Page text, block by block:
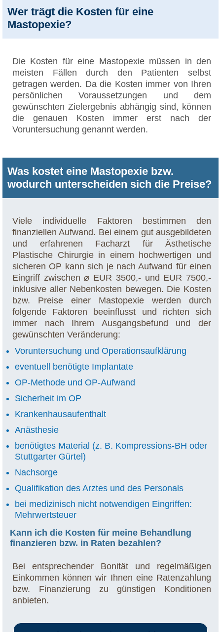
Wer trägt die Kosten für eine
Mastopexie?
Die Kosten für eine Mastopexie müssen in den
meisten Fällen durch den Patienten selbst
getragen werden. Da die Kosten immer von Ihren
persönlichen Voraussetzungen und dem
gewünschten Zielergebnis abhängig sind, können
die genauen Kosten immer erst nach der
Voruntersuchung genannt werden.
Was kostet eine Mastopexie bzw.
wodurch unterscheiden sich die Preise?
Viele individuelle Faktoren bestimmen den
finanziellen Aufwand. Bei einem gut ausgebildeten
und erfahrenen Facharzt für Ästhetische
Plastische Chirurgie in einem hochwertigen und
sicheren OP kann sich je nach Aufwand für einen
Eingriff zwischen ⌀ EUR 3500,- und EUR 7500,-
inklusive aller Nebenkosten bewegen. Die Kosten
bzw. Preise einer Mastopexie werden durch
folgende Faktoren beeinflusst und richten sich
immer nach Ihrem Ausgangsbefund und der
gewünschten Veränderung:
Voruntersuchung und Operationsaufklärung
eventuell benötigte Implantate
OP-Methode und OP-Aufwand
Sicherheit im OP
Krankenhausaufenthalt
Anästhesie
benötigtes Material (z. B. Kompressions-BH oder
Stuttgarter Gürtel)
Nachsorge
Qualifikation des Arztes und des Personals
bei medizinisch nicht notwendigen Eingriffen:
Mehrwertsteuer
Kann ich die Kosten für meine Behandlung
finanzieren bzw. in Raten bezahlen?
Bei entsprechender Bonität und regelmäßigen
Einkommen können wir Ihnen eine Ratenzahlung
bzw. Finanzierung zu günstigen Konditionen
anbieten.